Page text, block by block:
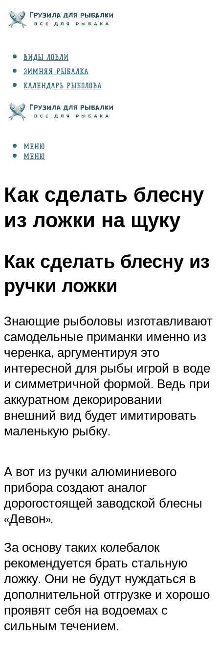
ВИДЫ ЛОВЛИ
ЗИМНЯЯ РЫБАЛКА
КАЛЕНДАРЬ РЫБОЛОВА
СНАРЯЖЕНИЕ
МЕНЮ
МЕНЮ
Как сделать блесну
из ложки на щуку
Как сделать блесну из
ручки ложки
Знающие рыболовы изготавливают
самодельные приманки именно из
черенка, аргументируя это
интересной для рыбы игрой в воде
и симметричной формой. Ведь при
аккуратном декорировании
внешний вид будет имитировать
маленькую рыбку.
А вот из ручки алюминиевого
прибора создают аналог
дорогостоящей заводской блесны
«Девон».
За основу таких колебалок
рекомендуется брать стальную
ложку. Они не будут нуждаться в
дополнительной отгрузке и хорошо
проявят себя на водоемах с
сильным течением.